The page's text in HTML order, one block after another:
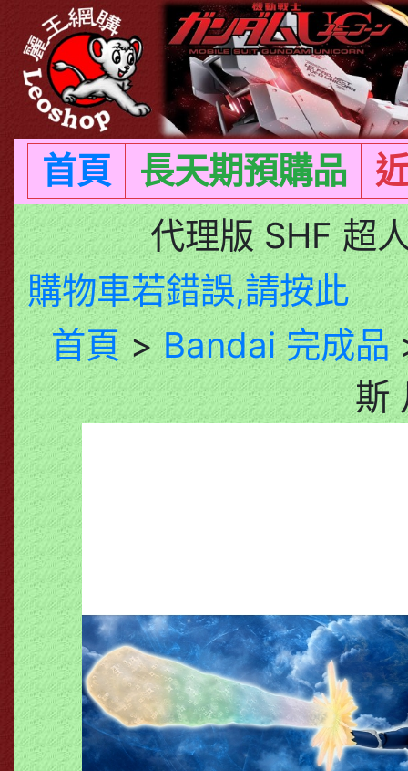
首頁 長天期預購品
代理版 SHF 超
購物車若錯誤,請按此
首頁>Bandai 完成品
斯